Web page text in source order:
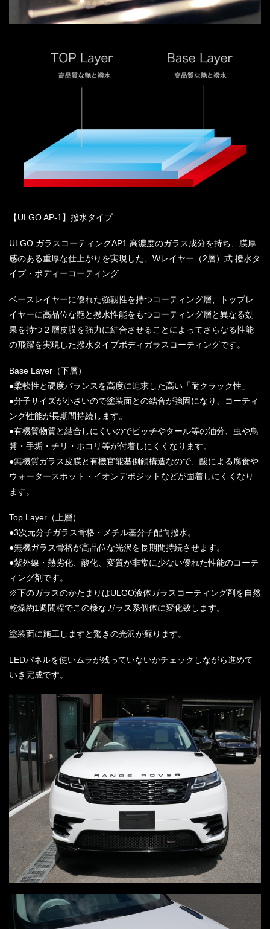
【ULGO AP-1】撥水タイプ
ULGO ガラスコーティングAP1 高濃度のガラス成分を持ち、膜厚
感のある重厚な仕上がりを実現した、Wレイヤー（2層）式 撥水タ
イプ・ボディーコーティング
ベースレイヤーに優れた強靱性を持つコーティング層、トップレ
イヤーに高品位な艶と撥水性能をもつコーティング層と異なる効
果を持つ２層皮膜を強力に結合させることによってさらなる性能
の飛躍を実現した撥水タイプボディガラスコーティングです。
Base Layer（下層）
●柔軟性と硬度バランスを高度に追求した高い「耐クラック性」
●分子サイズが小さいので塗装面との結合が強固になり、コーティ
ング性能が長期間持続します。
●有機質物質と結合しにくいのでピッチやタール等の油分、虫や鳥
糞・手垢・チリ・ホコリ等が付着しにくくなります。
●無機質ガラス皮膜と有機官能基側鎖構造なので、酸による腐食や
ウォータースポット・イオンデポジットなどが固着しにくくなり
ます。
Top Layer（上層）
●3次元分子ガラス骨格・メチル基分子配向撥水。
●無機ガラス骨格が高品位な光沢を長期間持続させます。
●紫外線・熱劣化、酸化、変質が非常に少ない優れた性能のコーテ
ィング剤です。
※下のガラスのかたまりはULGO液体ガラスコーティング剤を自然
乾燥約1週間程でこの様なガラス系個体に変化致します。
塗装面に施工しますと驚きの光沢が蘇ります。
LEDパネルを使いムラが残っていないかチェックしながら進めて
いき完成です。